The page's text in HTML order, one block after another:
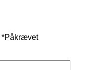
*Påkrævet